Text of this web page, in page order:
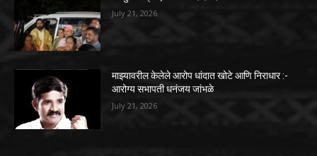
July 21, 2026
माझ्यावरील केलेले आरोप धांदात खोटे आणि निराधार :-
आरोग्य सभापती धनंजय जांभळे
July 21, 2026